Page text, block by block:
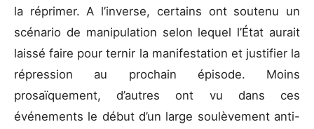
la réprimer. A l’inverse, certains ont soutenu un
scénario de manipulation selon lequel l’État aurait
laissé faire pour ternir la manifestation et justifier la
répression au prochain épisode. Moins
prosaïquement, d’autres ont vu dans ces
événements le début d’un large soulèvement anti-